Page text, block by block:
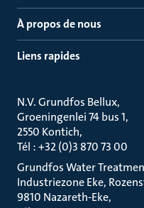
À propos de nous
Liens rapides
N.V. Grundfos Bellux
Groeningenlei 74 bus 1
2550 Kontich
Tél : +32 (0)3 870 73 00
Grundfos Water
Industriezone Eke,
9810 Nazareth-Eke